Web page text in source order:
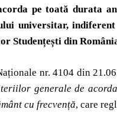
pe toată durata
universitar,
Studențești din
nr. 4104 din
generale de
cu frecvență, care